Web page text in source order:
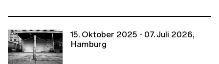
15. Oktober 2025 - 07. Juli 2026,
Hamburg